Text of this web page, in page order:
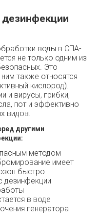
воды в СПА-
не только одним из
Это
также относятся
кислород).
и вирусы, грибки,
пот и эффективно
видов.
другими
методом
имеет
быстро
дезинфекции
в воде
генератора